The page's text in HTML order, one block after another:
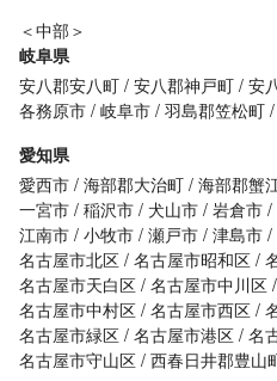
＜中部＞
岐阜県
安八郡安八町 安八郡神戸町 安
各務原市 岐阜市 羽島郡笠松町
愛知県
愛西市 海部郡大治町 海部郡蟹
一宮市 稲沢市 犬山市 岩倉市
江南市 小牧市 瀬戸市 津島市
名古屋市北区 名古屋市昭和区
名古屋市天白区 名古屋市中川区
名古屋市中村区 名古屋市西区
名古屋市緑区 名古屋市港区 名
名古屋市守山区 西春日井郡豊山